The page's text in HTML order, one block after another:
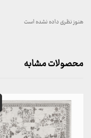
هنوز نظری داده نشده است
محصولات مشابه